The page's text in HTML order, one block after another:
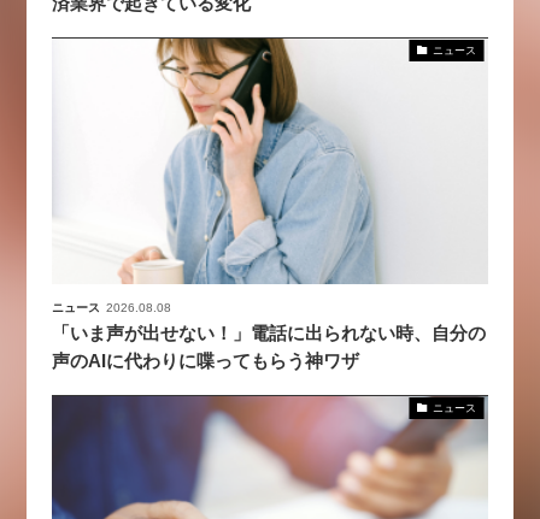
ニュース
ニュース 2026.08.08
「いま声が出せない！」電話に出られない時、自分の
声のAIに代わりに喋ってもらう神ワザ
ニュース